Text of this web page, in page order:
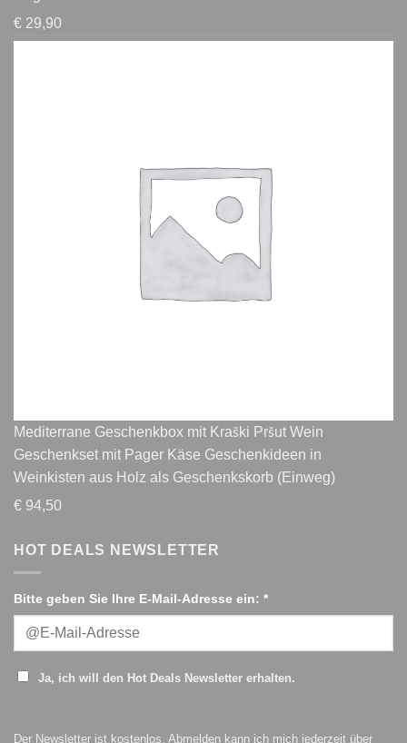
€ 29,90
Mediterrane Geschenkbox mit Kraški Pršut Wein
Geschenkset mit Pager Käse Geschenkideen in
Weinkisten aus Holz als Geschenkskorb (Einweg)
€ 94,50
HOT DEALS NEWSLETTER
Bitte geben Sie Ihre E-Mail-Adresse ein: *
Ja, ich will den Hot Deals Newsletter erhalten.
Der Newsletter ist kostenlos. Abmelden kann ich mich jederzeit über